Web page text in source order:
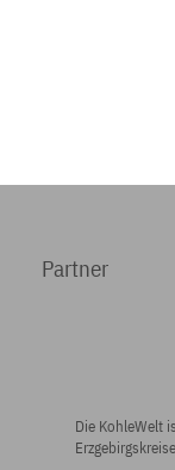
Partner
Die KohleWelt